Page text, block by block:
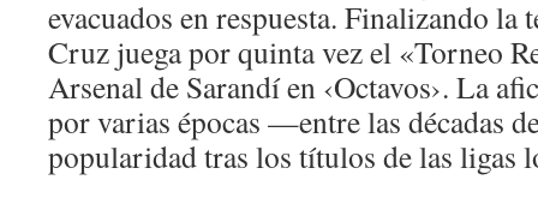
evacuados en respuesta. Finalizando la
Cruz juega por quinta vez el «Torneo
Arsenal de Sarandí en ‹Octavos›. La
por varias épocas —entre las décadas
popularidad tras los títulos de las ligas